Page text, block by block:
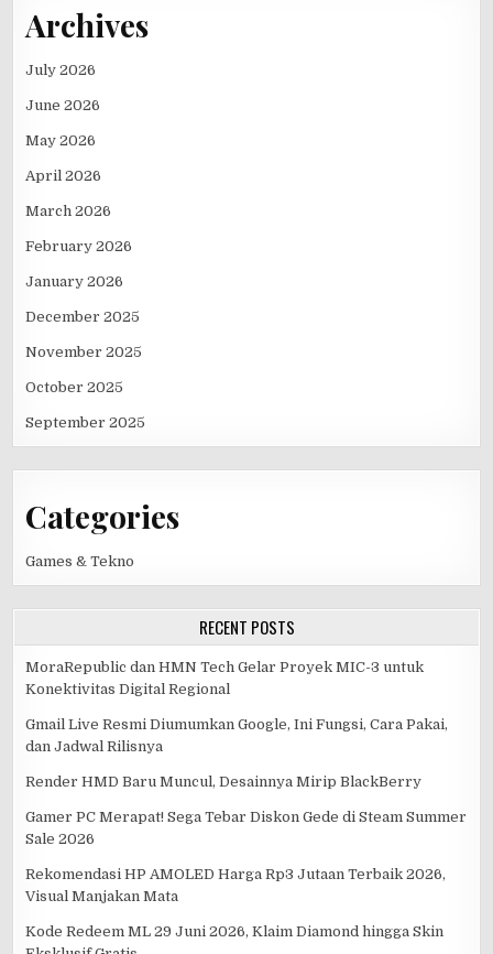
Archives
July 2026
June 2026
May 2026
April 2026
March 2026
February 2026
January 2026
December 2025
November 2025
October 2025
September 2025
Categories
Games & Tekno
RECENT POSTS
MoraRepublic dan HMN Tech Gelar Proyek MIC-3 untuk
Konektivitas Digital Regional
Gmail Live Resmi Diumumkan Google, Ini Fungsi, Cara Pakai,
dan Jadwal Rilisnya
Render HMD Baru Muncul, Desainnya Mirip BlackBerry
Gamer PC Merapat! Sega Tebar Diskon Gede di Steam Summer
Sale 2026
Rekomendasi HP AMOLED Harga Rp3 Jutaan Terbaik 2026,
Visual Manjakan Mata
Kode Redeem ML 29 Juni 2026, Klaim Diamond hingga Skin